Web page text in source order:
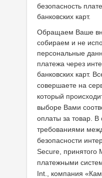
безопасность
банковских карт.
Обращаем Ваше
собираем и не
персональные
платежа через
банковских карт.
совершаете на
который
выборе Вами
оплаты за товар. В
требованиями
безопасности
Secure,
платежными
Int., компания